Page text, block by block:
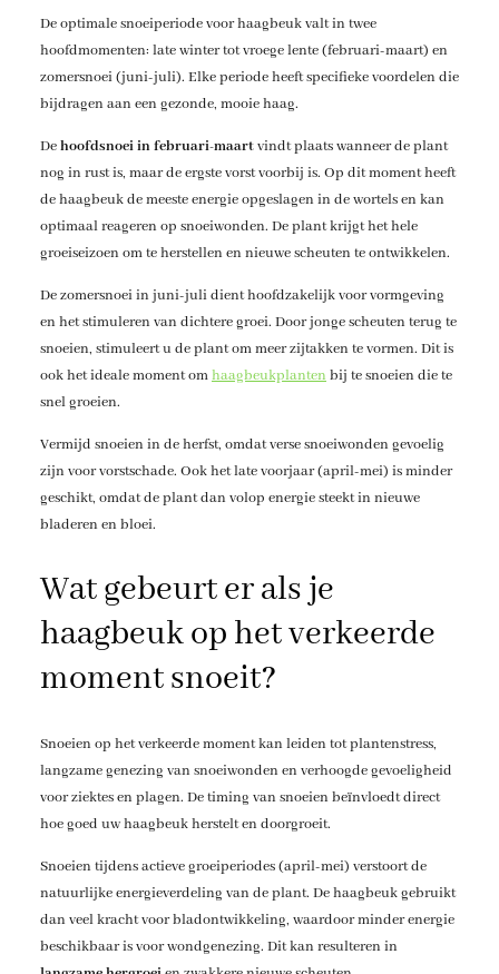
De optimale snoeiperiode voor haagbeuk valt in twee
hoofdmomenten: late winter tot vroege lente (februari-maart) en
zomersnoei (juni-juli). Elke periode heeft specifieke voordelen die
bijdragen aan een gezonde, mooie haag.
Dehoofdsnoei in februari-maartvindt plaats wanneer de plant
nog in rust is, maar de ergste vorst voorbij is. Op dit moment heeft
de haagbeuk de meeste energie opgeslagen in de wortels en kan
optimaal reageren op snoeiwonden. De plant krijgt het hele
groeiseizoen om te herstellen en nieuwe scheuten te ontwikkelen.
De zomersnoei in juni-juli dient hoofdzakelijk voor vormgeving
en het stimuleren van dichtere groei. Door jonge scheuten terug te
snoeien, stimuleert u de plant om meer zijtakken te vormen. Dit is
ook het ideale moment omhaagbeukplanten bij te snoeien die te
snel groeien.
Vermijd snoeien in de herfst, omdat verse snoeiwonden gevoelig
zijn voor vorstschade. Ook het late voorjaar (april-mei) is minder
geschikt, omdat de plant dan volop energie steekt in nieuwe
bladeren en bloei.
Wat gebeurt er als je
haagbeuk op het verkeerde
moment snoeit?
Snoeien op het verkeerde moment kan leiden tot plantenstress,
langzame genezing van snoeiwonden en verhoogde gevoeligheid
voor ziektes en plagen. De timing van snoeien beïnvloedt direct
hoe goed uw haagbeuk herstelt en doorgroeit.
Snoeien tijdens actieve groeiperiodes (april-mei) verstoort de
natuurlijke energieverdeling van de plant. De haagbeuk gebruikt
dan veel kracht voor bladontwikkeling, waardoor minder energie
beschikbaar is voor wondgenezing. Dit kan resulteren in